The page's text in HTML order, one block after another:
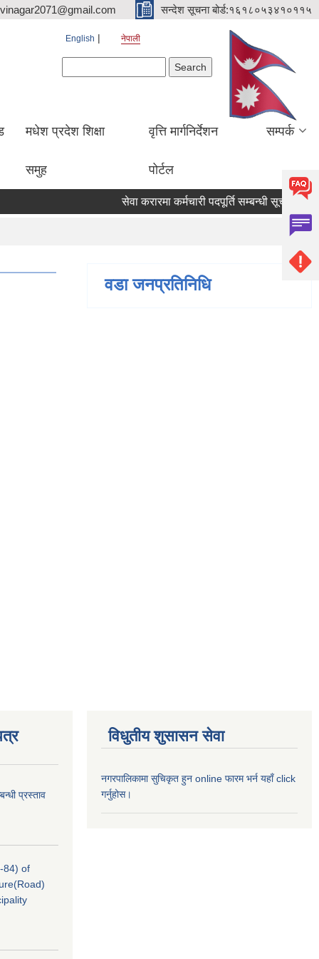
सन्देश सूचना बोर्ड:१६१८०५३४१०११५
English नेपाली
मधेश प्रदेश शिक्षा
समुह
वृत्ति मार्गनिर्देशन
पोर्टल
सम्पर्क
सेवा करारमा कर्मचारी पदपूर्ति सम्बन्धी सूचना आ.
वडा जनप्रतिनिधि
प्रस्ताव
84) of
विधुतीय शुसासन सेवा
नगरपालिकामा सुचिकृत हुन online फारम भर्न यहाँ click
गर्नुहोस।